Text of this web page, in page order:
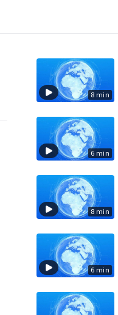
8 min
6 min
8 min
6 min